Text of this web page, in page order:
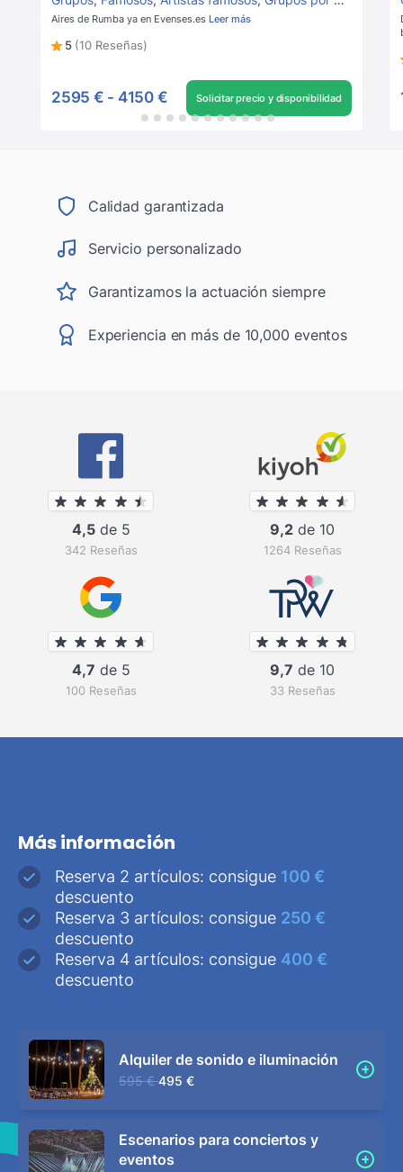
Aires de Rumba ya en Evenses.es Leer más
5 (10 Reseñas)
2595 € - 4150 € Solicitar precio y disponibilidad
Calidad garantizada
Servicio personalizado
Garantizamos la actuación siempre
Experiencia en más de 10,000 eventos
4,5de 5
342 Reseñas
9,2 de 10
1264 Reseñas
4,7 de 5
100 Reseñas
9,7 de 10
33 Reseñas
Más información
Reserva 2 artículos: consigue 100 €
descuento
Reserva 3 artículos: consigue 250 €
descuento
Reserva 4 artículos: consigue 400 €
descuento
Alquiler de sonido e iluminación
595 € 495 €
Escenarios para conciertos y
eventos